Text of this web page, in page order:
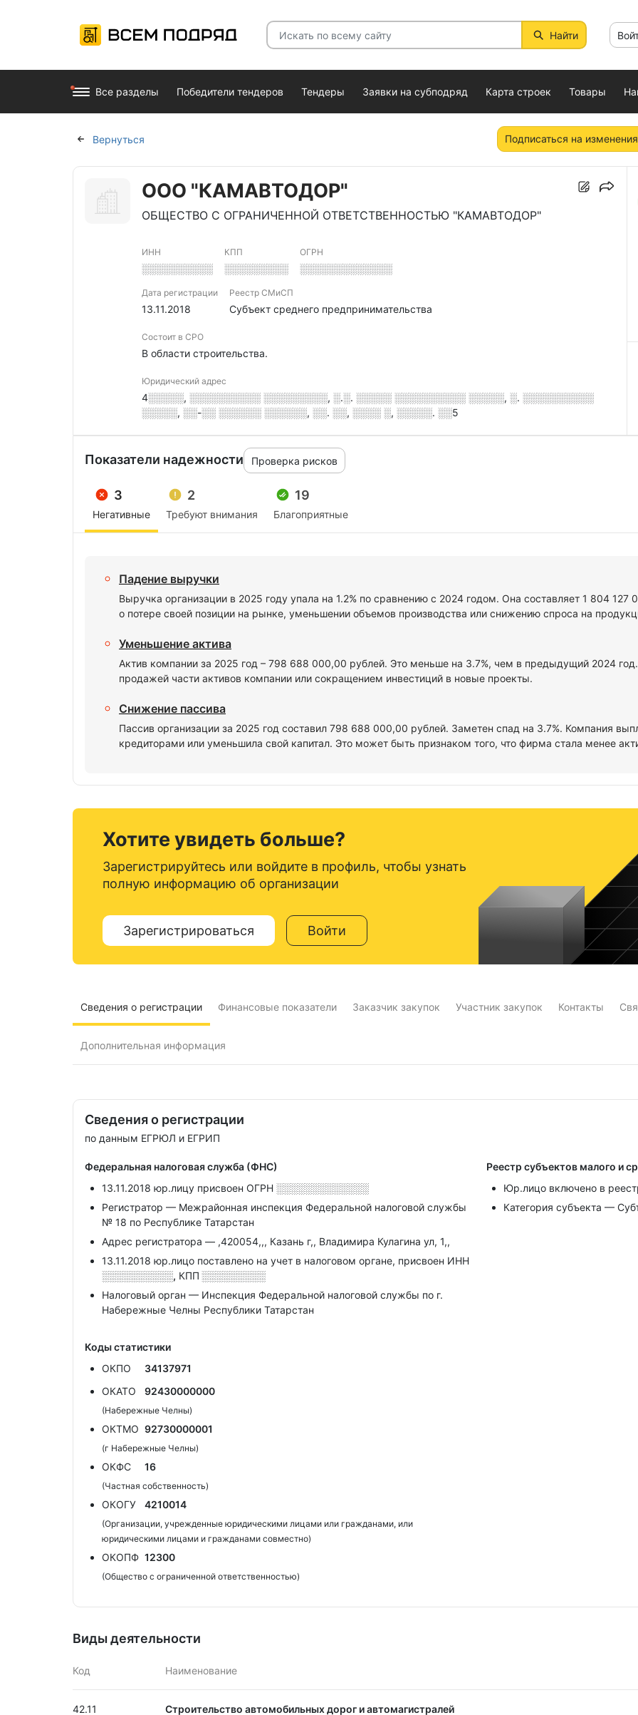
Найти
Все разделы Победители тендеров Тендеры Заявки на субподряд Карта строек Товары
Вернуться Подписаться на изменения
ООО "КАМАВТОДОР"
ОБЩЕСТВО С ОГРАНИЧЕННОЙ ОТВЕТСТВЕННОСТЬЮ "КАМАВТОДОР"
ИНН
░░░░░░░░░░
КПП
░░░░░░░░░
ОГРН
░░░░░░░░░░░░░
Дата регистрации
13.11.2018
Реестр СМиСП
Субъект среднего предпринимательства
Состоит в СРО
В области строительства.
Юридический адрес
4░░░░░, ░░░░░░░░░░ ░░░░░░░░░, ░.░. ░░░░░ ░░░░░░░░░░ ░░░░░, ░. ░░░░░░░░░░
░░░░░, ░░-░░ ░░░░░░ ░░░░░░, ░░. ░░, ░░░░ ░, ░░░░░. ░░5
Показатели надежности Проверка рисков
3
Негативные
2
Требуют внимания
19
Благоприятные
Падение выручки
Выручка организации в 2025 году упала на 1.2% по сравнению с 2024 годом. Она составляет 1 804 127
о потере своей позиции на рынке, уменьшении объемов производства или снижению спроса на
Уменьшение актива
Актив компании за 2025 год – 798 688 000,00 рублей. Это меньше на 3.7%, чем в предыдущий 2024
продажей части активов компании или сокращением инвестиций в новые проекты.
Снижение пассива
Пассив организации за 2025 год составил 798 688 000,00 рублей. Заметен спад на 3.7%. Компания
кредиторами или уменьшила свой капитал. Это может быть признаком того, что фирма стала менее
Хотите увидеть больше?
Зарегистрируйтесь или войдите в профиль, чтобы узнать
полную информацию об организации
Зарегистрироваться Войти
Сведения о регистрации Финансовые показатели Заказчик закупок Участник закупок Контакты
Дополнительная информация
Сведения о регистрации
по данным ЕГРЮЛ и ЕГРИП
Федеральная налоговая служба (ФНС)
13.11.2018 юр.лицу присвоен ОГРН ░░░░░░░░░░░░░
Регистратор — Межрайонная инспекция Федеральной налоговой службы
№ 18 по Республике Татарстан
Адрес регистратора — ,420054,,, Казань г,, Владимира Кулагина ул, 1,,
13.11.2018 юр.лицо поставлено на учет в налоговом органе, присвоен ИНН
░░░░░░░░░░, КПП ░░░░░░░░░
Налоговый орган — Инспекция Федеральной налоговой службы по г.
Набережные Челны Республики Татарстан
Реестр субъектов малого и
Юр.лицо включено в
Категория субъекта —
Коды статистики
ОКПО
34137971
ОКАТО
92430000000
(Набережные Челны)
ОКТМО 92730000001
(г Набережные Челны)
ОКФС 16
(Частная собственность)
ОКОГУ 4210014
(Организации, учрежденные юридическими лицами или гражданами, или
юридическими лицами и гражданами совместно)
ОКОПФ 12300
(Общество с ограниченной ответственностью)
Виды деятельности
Код Наименование
42.11 Строительство автомобильных дорог и автомагистралей